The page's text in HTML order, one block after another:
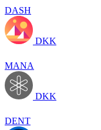
DASH
DKK
MANA
DKK
DENT